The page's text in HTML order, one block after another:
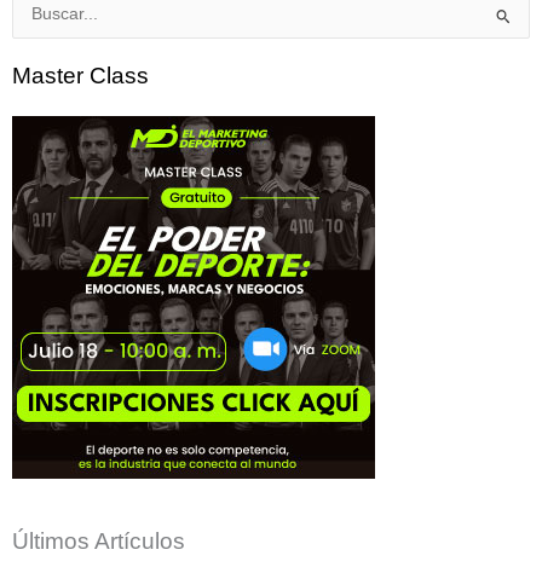
Buscar
Master Class
Últimos Artículos